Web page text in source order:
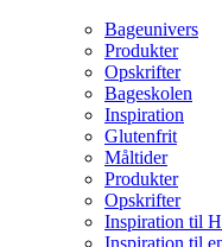
Bageunivers
Produkter
Opskrifter
Bageskolen
Inspiration
Glutenfrit
Måltider
Produkter
Opskrifter
Inspiration til
Inspiration til